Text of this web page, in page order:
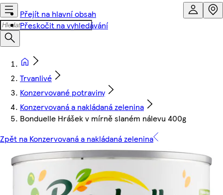
Přejít na hlavní obsah
Přeskočit na vyhledávání
Trvanlivé
Konzervované potraviny
Konzervovaná a nakládaná zelenina
Bonduelle Hrášek v mírně slaném nálevu 400g
Zpět na Konzervovaná a nakládaná zelenina